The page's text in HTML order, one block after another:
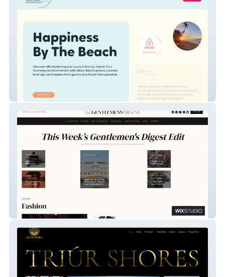
Happiness By The Beach
Gentlemans Digest